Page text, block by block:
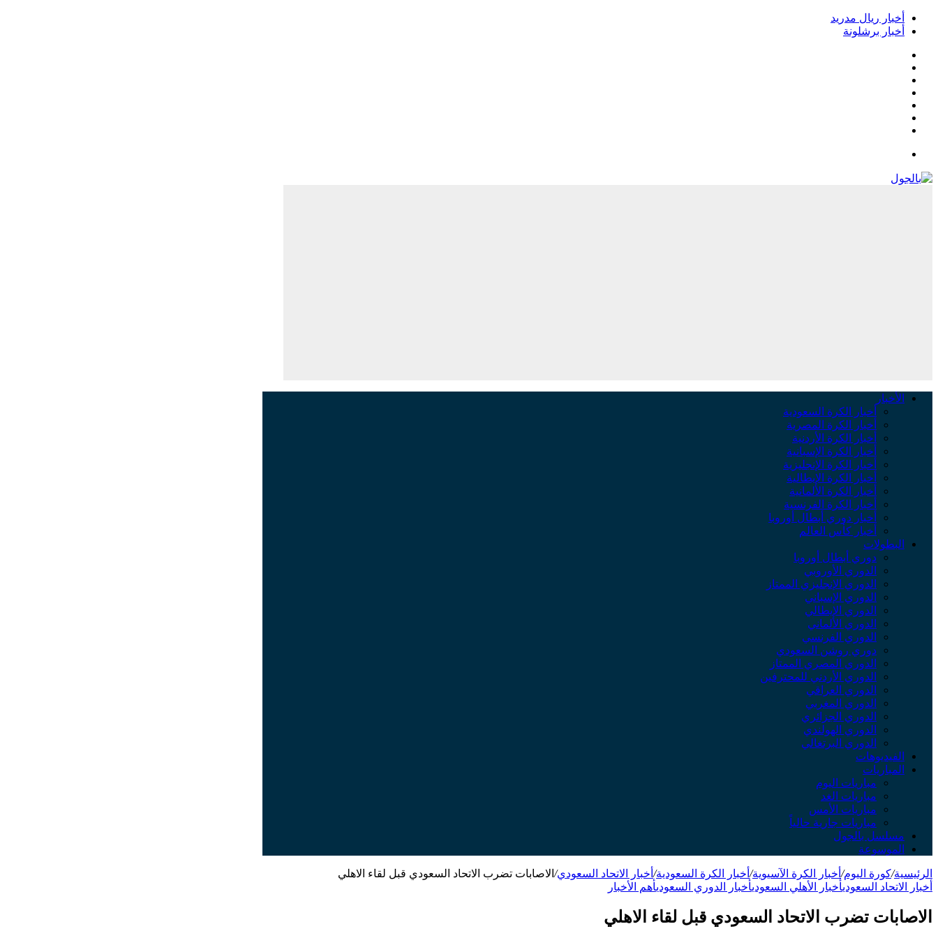
أخبار ريال مدريد
أخبار برشلونة
الأخبار
أخبار الكرة السعودية
أخبار الكرة المصرية
أخبار الكرة الأردنية
أخبار الكرة الإسبانية
أخبار الكرة الإنجليزية
أخبار الكرة الإيطالية
أخبار الكرة الألمانية
أخبار الكرة الفرنسية
أخبار دوري أبطال أوروبا
أخبار كأس العالم
البطولات
دوري أبطال أوروبا
الدوري الأوروبي
الدوري الإنجليزي الممتاز
الدوري الإسباني
الدوري الإيطالي
الدوري الألماني
الدوري الفرنسي
دوري روشن السعودي
الدوري المصري الممتاز
الدوري الأردني للمحترفين
الدوري العراقي
الدوري المغربي
الدوري الجزائري
الدوري الهولندي
الدوري البرتغالي
الفيديوهات
المباريات
مباريات اليوم
مباريات الغد
مباريات الأمس
مباريات جارية حالياً
مسلسل بالجول
الموسوعة
الرئيسية/كورة اليوم/ أخبار الكرة الآسيوية/ أخبار الكرة السعودية/ أخبار الاتحاد السعودي/ الاصابات تضرب الاتحاد السعودي قبل لقاء الاهلي
أخبار الاتحاد السعوديأخبار الأهلي السعوديأخبار الدوري السعوديأهم الأخبار
الاصابات تضرب الاتحاد السعودي قبل لقاء الاهلي